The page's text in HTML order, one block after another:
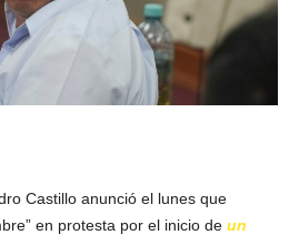
Castillo anunció el lunes que
en protesta por el inicio de un